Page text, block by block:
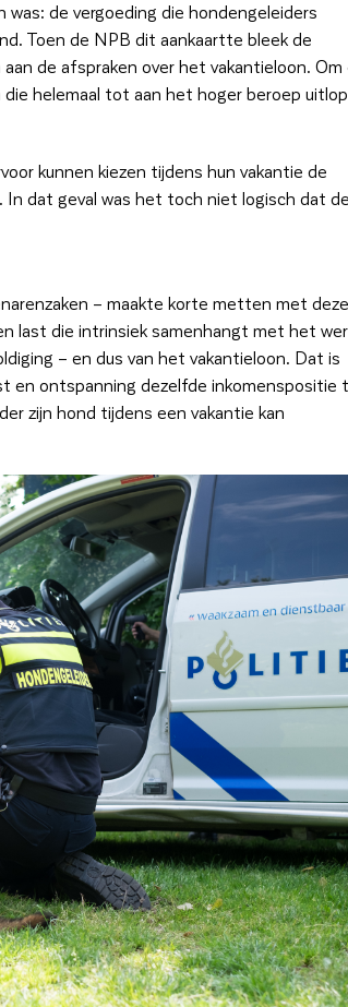
de vergoeding die hondengeleiders
Toen de NPB dit aankaartte bleek de
de afspraken over het vakantieloon. Om
helemaal tot aan het hoger beroep
kunnen kiezen tijdens hun vakantie de
dat geval was het toch niet logisch dat
– maakte korte metten met deze
last die intrinsiek samenhangt met het
– en dus van het vakantieloon. Dat is
en ontspanning dezelfde inkomenspositie
zijn hond tijdens een vakantie kan